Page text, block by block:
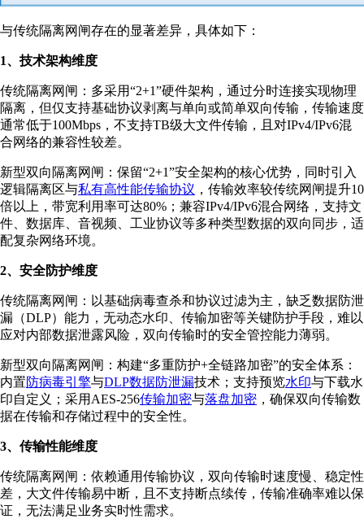
与传统隔离网闸存在的显著差异，具体如下：
1、技术架构维度
传统隔离网闸：多采用“2+1”硬件架构，通过分时连接实现物理
隔离，但仅支持基础协议剥离与单向或简单双向传输，传输速度
通常低于100Mbps，不支持TB级大文件传输，且对IPv4/IPv6混
合网络的兼容性较差。
新型双向隔离网闸：保留“2+1”安全架构的核心优势，同时引入
逻辑隔离区与私有高性能传输协议 ，传输效率较传统网闸提升10
倍以上，带宽利用率可达80%；兼容IPv4/IPv6混合网络，支持文
件、数据库、音视频、工业协议等多种类型数据的双向同步，适
配复杂网络环境。
2、安全防护维度
传统隔离网闸：以基础病毒查杀和协议过滤为主，缺乏数据防泄
漏（DLP）能力，无动态水印、传输加密等关键防护手段，难以
应对内部数据泄露风险，双向传输时的安全管控能力薄弱。
新型双向隔离网闸：构建“多重防护+全链路加密”的安全体系：
内置防病毒引擎与DLP数据防泄漏技术；支持预览水印与下载水
印自定义；采用AES-256传输加密与落盘加密 ，确保双向传输数
据在传输和存储过程中的安全性。
3、传输性能维度
传统隔离网闸：依赖通用传输协议，双向传输时速度慢、稳定性
差，大文件传输易中断，且不支持断点续传，传输准确率难以保
证，无法满足业务实时性需求。